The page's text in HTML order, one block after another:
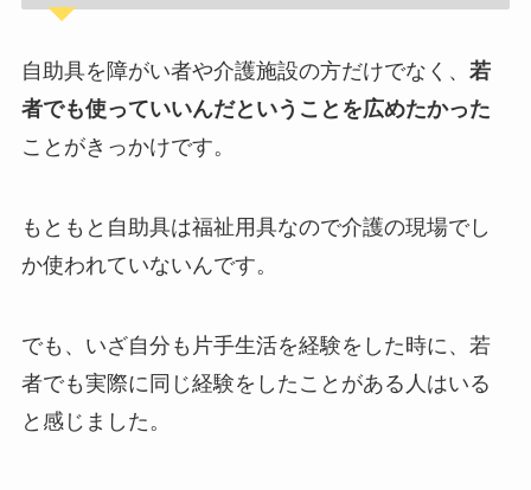
自助具を障がい者や介護施設の方だけでなく、 若
者でも使っていいんだということを広めたかった
ことがきっかけです。
もともと自助具は福祉用具なので介護の現場でし
か使われていないんです。
でも、いざ自分も片手生活を経験をした時に、若
者でも実際に同じ経験をしたことがある人はいる
と感じました。